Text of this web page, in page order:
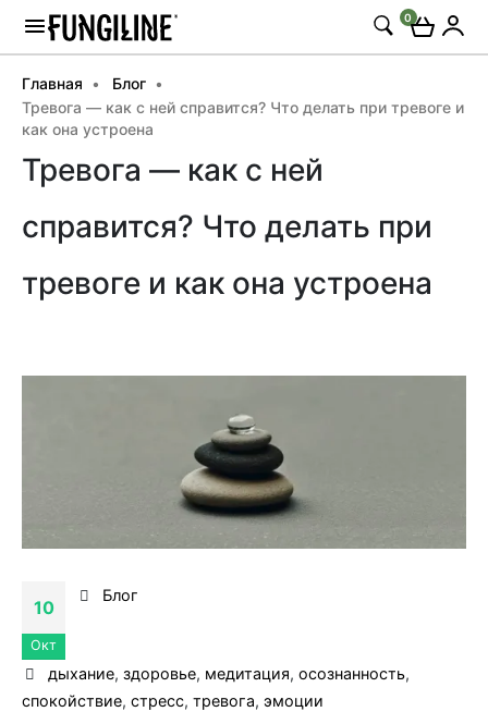
0
Главная
Блог
Тревога — как с ней справится? Что делать при тревоге и
как она устроена
Тревога — как с ней
справится? Что делать при
тревоге и как она устроена
10
Окт
Блог
дыхание,здоровье, медитация,осознанность,
спокойствие, стресс, тревога, эмоции